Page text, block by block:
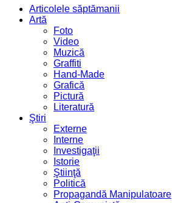
Articolele săptămanii
Artă
Foto
Video
Muzică
Graffiti
Hand-Made
Grafică
Pictură
Literatură
Ştiri
Externe
Interne
Investigaţii
Istorie
Ştiinţă
Politică
Propagandă Manipulatoare